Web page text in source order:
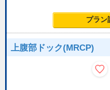
プラン
上腹部ドック(MRCP)